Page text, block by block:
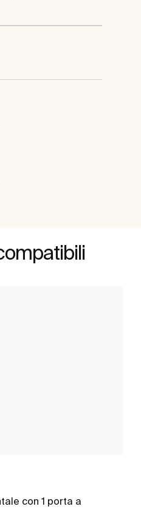
con 1 porta a